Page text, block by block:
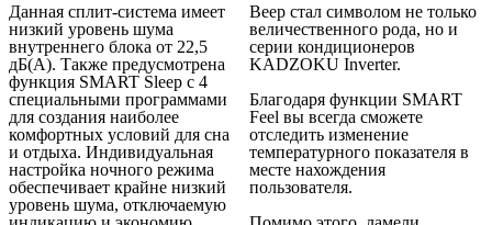
Данная сплит-система имеет
низкий уровень шума
внутреннего блока от 22,5
дБ(А). Также предусмотрена
функция SMART Sleep с 4
специальными программами
для создания наиболее
комфортных условий для сна
и отдыха. Индивидуальная
настройка ночного режима
обеспечивает крайне низкий
уровень шума, отключаемую
Веер стал символом не только
величественного рода, но и
серии кондиционеров
KADZOKU Inverter.
Благодаря функции SMART
Feel вы всегда сможете
отследить изменение
температурного показателя в
месте нахождения
пользователя.